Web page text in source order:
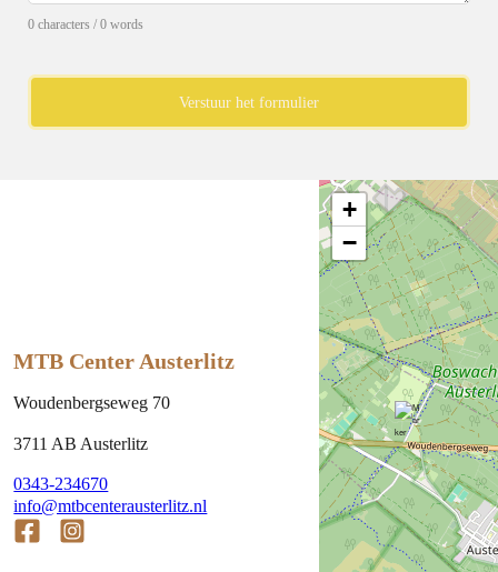
0 characters / 0 words
Verstuur het formulier
MTB Center Austerlitz
Woudenbergseweg 70
3711 AB Austerlitz
0343-234670
info@mtbcenterausterlitz.nl
Follow us on Facebook
Follow us on Instagram
+
−